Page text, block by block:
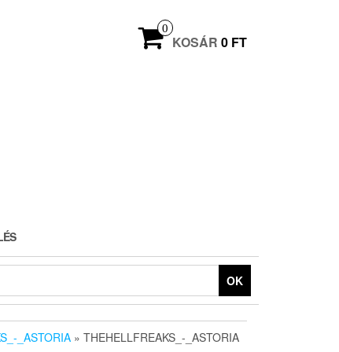
0
KOSÁR 0 FT
OK
_ASTORIA » THEHELLFREAKS_-_ASTORIA